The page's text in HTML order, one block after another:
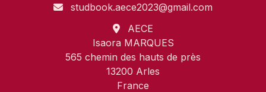
studbook.aece2023@gmail.com
AECE
Isaora MARQUES
565 chemin des hauts de près
13200 Arles
France